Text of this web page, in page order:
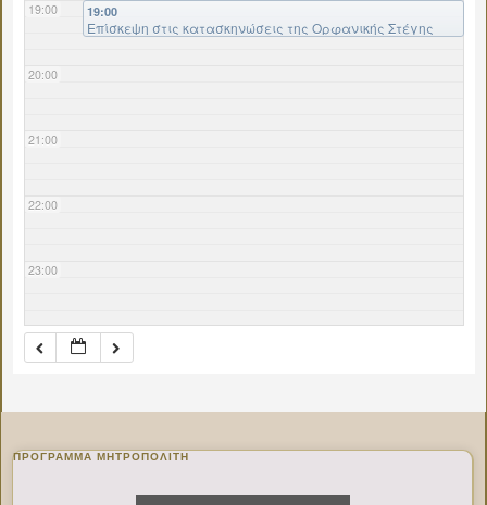
19:00
20:00
21:00
22:00
23:00
19:00
Επίσκεψη στις κατασκηνώσεις της Ορφανικής Στέγης
ΠΡΌΓΡΑΜΜΑ ΜΗΤΡΟΠΟΛΊΤΗ